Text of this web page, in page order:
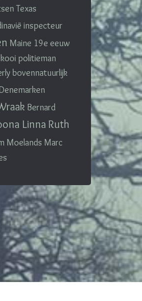
Texas
inspecteur
Maine 19e eeuw
politieman
bovennatuurlijk
Bernard
Linna Ruth
Moelands Marc